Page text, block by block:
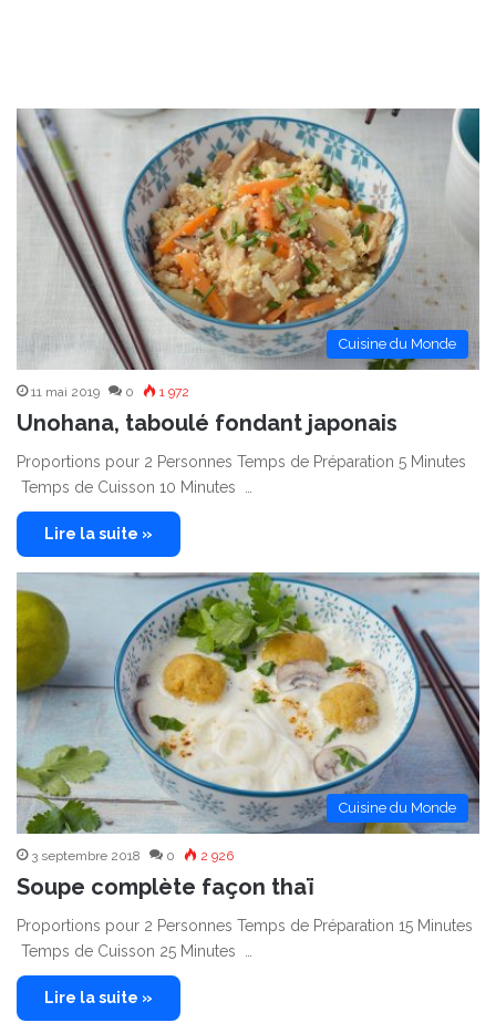
Cuisine du Monde
11 mai 2019 0 1 972
Unohana, taboulé fondant japonais
Proportions pour 2 Personnes Temps de Préparation 5 Minutes
Temps de Cuisson 10 Minutes …
Lire la suite »
Cuisine du Monde
3 septembre 2018 0 2 926
Soupe complète façon thaï
Proportions pour 2 Personnes Temps de Préparation 15 Minutes
Temps de Cuisson 25 Minutes …
Lire la suite »